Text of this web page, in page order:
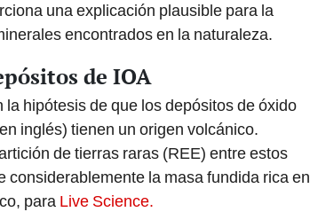
una explicación plausible para la
encontrados en la naturaleza.
de IOA
hipótesis de que los depósitos de óxido
inglés) tienen un origen volcánico.
de tierras raras (REE) entre estos
considerablemente la masa fundida rica en
para Live Science.